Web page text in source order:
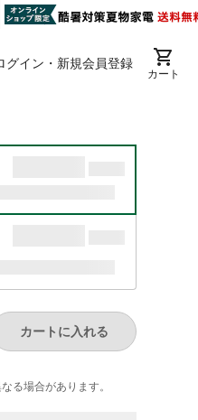
グイン・新規会員登録
カート
カートに入れる
る​場合が​あります。